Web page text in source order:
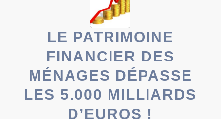
LE PATRIMOINE
FINANCIER DES
MÉNAGES DÉPASSE
LES 5.000 MILLIARDS
D’EUROS !